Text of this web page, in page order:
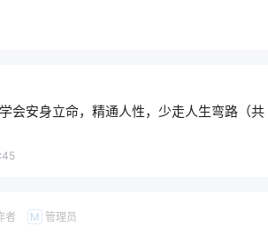
会安身立命，精通人性，少走人生弯路（共
者 M 管理员